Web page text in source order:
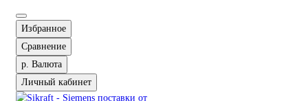
Избранное
Сравнение
р. Валюта
Личный кабинет